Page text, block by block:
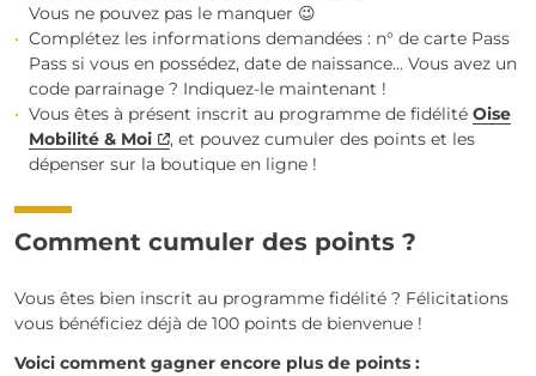
Vous ne pouvez pas le manquer 😉
Complétez les informations demandées : n° de carte Pass
Pass si vous en possédez, date de naissance… Vous avez un
code parrainage ? Indiquez-le maintenant !
Vous êtes à présent inscrit au programme de fidélité Oise
Mobilité & Moi
, et pouvez cumuler des points et les
dépenser sur la boutique en ligne !
Comment cumuler des points ?
Vous êtes bien inscrit au programme fidélité ? Félicitations
vous bénéficiez déjà de 100 points de bienvenue !
Voici comment gagner encore plus de points :